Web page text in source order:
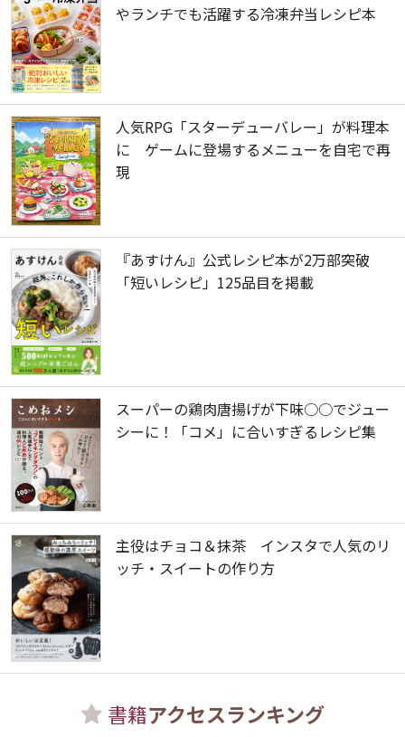
やランチでも活躍する冷凍弁当レシピ本
人気RPG「スターデューバレー」が料理本
に ゲームに登場するメニューを自宅で再
現
『あすけん』公式レシピ本が2万部突破
「短いレシピ」125品目を掲載
スーパーの鶏肉唐揚げが下味○○でジュー
シーに！「コメ」に合いすぎるレシピ集
主役はチョコ＆抹茶 インスタで人気のリ
ッチ・スイートの作り方
書籍アクセスランキング